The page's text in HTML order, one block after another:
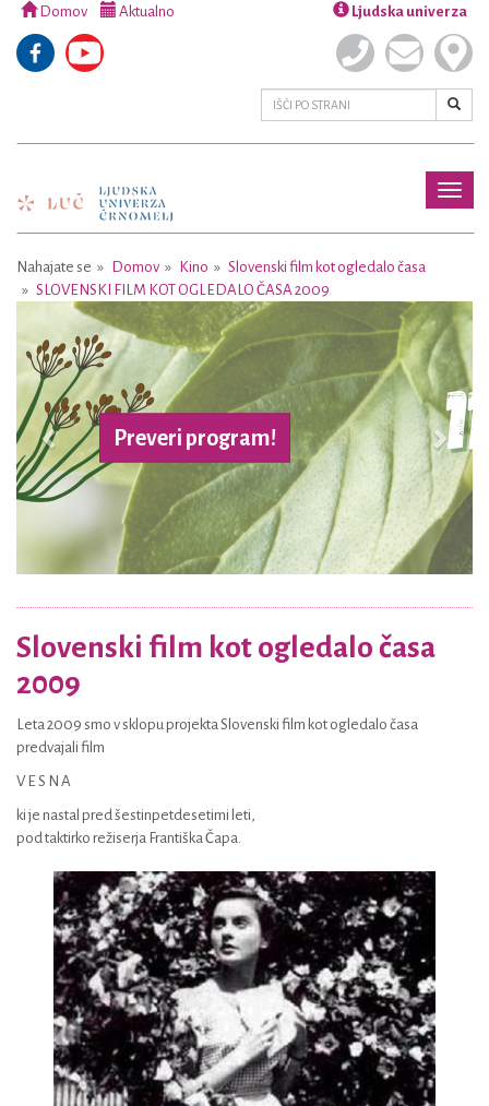
Domov Aktualno Ljudska univerza
Nahajate se Domov Kino
Slovenski film kot ogledalo časa
SLOVENSKI FILM KOT OGLEDALO ČASA 2009
Preveri program!
Previous Next
Slovenski film kot ogledalo časa
2009
Leta 2009 smo v sklopu projekta Slovenski film kot ogledalo časa
predvajali film
V E S N A
ki je nastal pred šestinpetdesetimi leti,
pod taktirko režiserja Františka Čapa.